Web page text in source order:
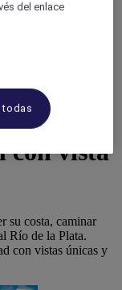
con vista
su costa, caminar
Río de la Plata.
con vistas únicas y
del enlace
todas